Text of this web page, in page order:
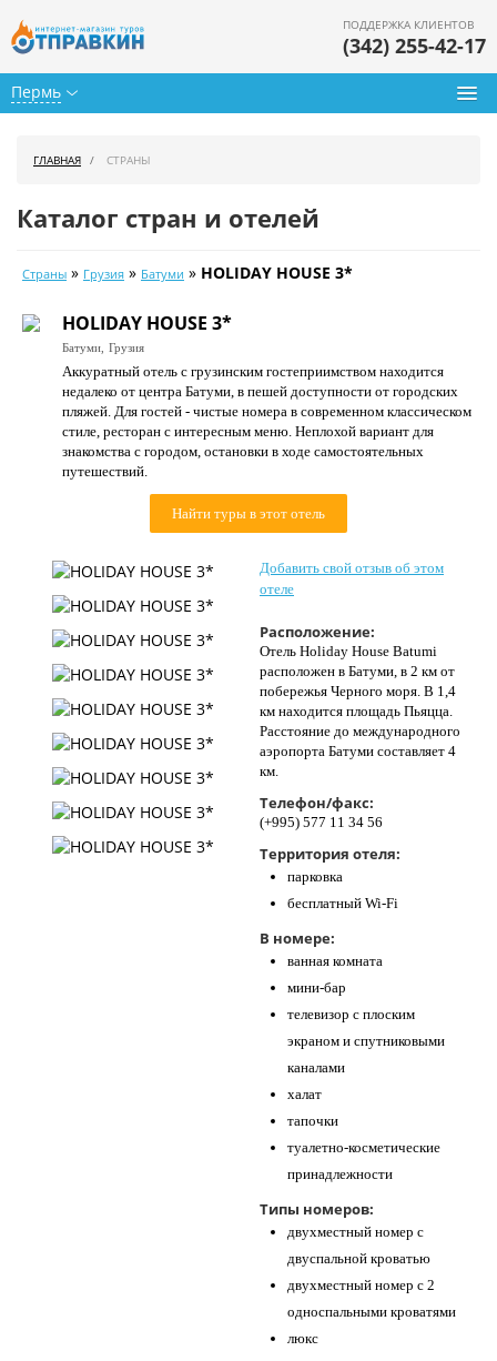
Пермь
ПОДДЕРЖКА КЛИЕНТОВ
(342) 255-42-17
Календарь туров
Цены дня
Страны
Как купить
О нас
ГЛАВНАЯ СТРАНЫ
Каталог стран и отелей
Страны » Грузия » Батуми » HOLIDAY HOUSE 3*
HOLIDAY HOUSE 3*
Батуми, Грузия
Аккуратный отель с грузинским гостеприимством находится
недалеко от центра Батуми, в пешей доступности от городских
пляжей. Для гостей - чистые номера в современном классическом
стиле, ресторан с интересным меню. Неплохой вариант для
знакомства с городом, остановки в ходе самостоятельных
путешествий.
Найти туры в этот отель
Добавить свой отзыв об этом
отеле
Расположение:
Отель Holiday House Batumi
расположен в Батуми, в 2 км от
побережья Черного моря. В 1,4
км находится площадь Пьяцца.
Расстояние до международного
аэропорта Батуми составляет 4
км.
Телефон/факс:
(+995) 577 11 34 56
Территория отеля:
парковка
бесплатный Wi-Fi
В номере:
ванная комната
мини-бар
телевизор с плоским
экраном и спутниковыми
каналами
халат
тапочки
туалетно-косметические
принадлежности
Типы номеров:
двухместный номер с
двуспальной кроватью
двухместный номер с 2
односпальными кроватями
люкс